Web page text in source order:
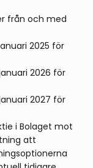
från och med
2025 för
2026 för
2027 för
i Bolaget mot
att